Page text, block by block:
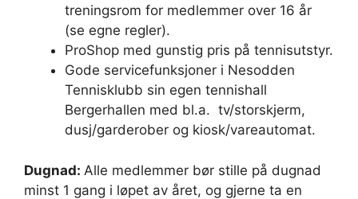
treningsrom for medlemmer over 16 år
(se egne regler).
ProShop med gunstig pris på tennisutstyr.
Gode servicefunksjoner i Nesodden
Tennisklubb sin egen tennishall
Bergerhallen med bl.a. tv/storskjerm,
dusj/garderober og kiosk/vareautomat.
Dugnad: Alle medlemmer bør stille på dugnad
minst 1 gang i løpet av året, og gjerne ta en